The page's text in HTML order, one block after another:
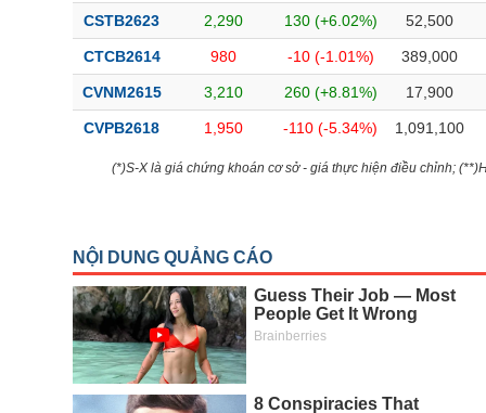
CSTB2623 2,290 130 (+6.02%) 52,500
CTCB2614 980 -10 (-1.01%) 389,000
CVNM2615 3,210 260 (+8.81%) 17,900
CVPB2618 1,950 -110 (-5.34%) 1,091,100
(*)S-X là giá chứng khoán cơ sở - giá thực hiện điều chỉnh;